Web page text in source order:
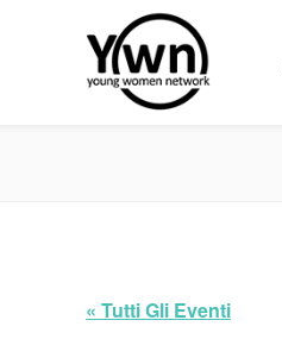
« Tutti Gli Eventi